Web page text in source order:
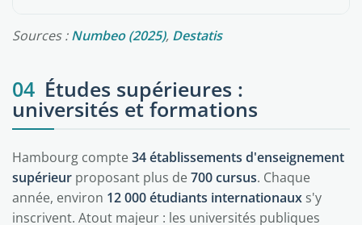
Sources :Numbeo (2025), Destatis
04 Études supérieures :
universités et formations
Hambourg compte34 établissements d'enseignement
supérieur proposant plus de700 cursus. Chaque
année, environ 12 000 étudiants internationaux s'y
inscrivent. Atout majeur : les universités publiques